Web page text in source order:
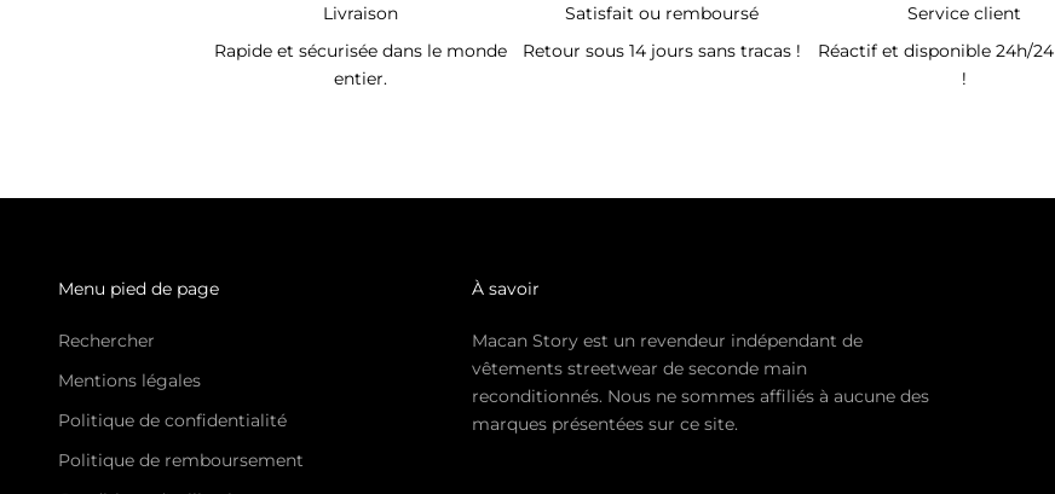
Livraison
Rapide et sécurisée dans le monde
entier.
Satisfait ou remboursé
Retour sous 14 jours sans tracas !
Service client
Réactif et disponible 24h/
!
Menu pied de page
Rechercher
Mentions légales
Politique de confidentialité
Politique de remboursement
À savoir
Macan Story est un revendeur indépendant de
vêtements streetwear de seconde main
reconditionnés. Nous ne sommes affiliés à aucune des
marques présentées sur ce site.